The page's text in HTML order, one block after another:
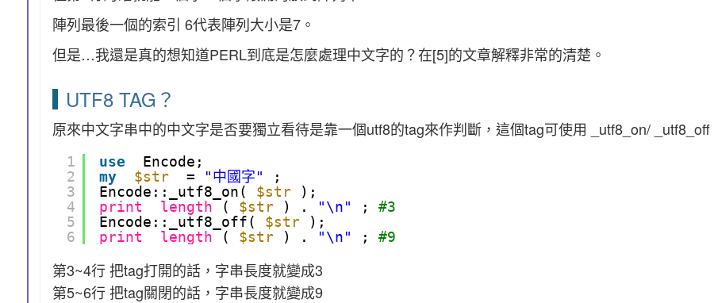
陣列最後一個的索引 6代表陣列大小是7。
但是…我還是真的想知道PERL到底是怎麼處理中文字的？在[5]的文章解釋非常的清楚。
UTF8 TAG？
原來中文字串中的中文字是否要獨立看待是靠一個utf8的tag來作判斷，這個tag可使用 _utf8_on/ _utf8_off
1
2
3
4
5
6
use
Encode;
my
$str = "中國字"
;
Encode::_utf8_on( $str
);
print
length ( $str ) . "\n" ; #3
Encode::_utf8_off( $str
);
print
length ( $str ) . "\n" ; #9
第3~4行 把tag打開的話，字串長度就變成3
第5~6行 把tag關閉的話，字串長度就變成9